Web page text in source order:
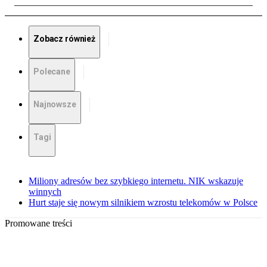
Zobacz również
Polecane
Najnowsze
Tagi
Miliony adresów bez szybkiego internetu. NIK wskazuje
winnych
Hurt staje się nowym silnikiem wzrostu telekomów w Polsce
Promowane treści